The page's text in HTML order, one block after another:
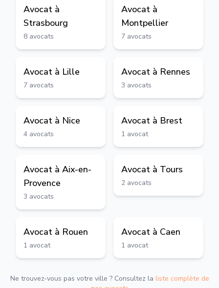
Avocat à
Strasbourg
8 avocats
Avocat à
Montpellier
7 avocats
Avocat à Lille
7 avocats
Avocat à Rennes
3 avocats
Avocat à Nice
4 avocats
Avocat à Brest
1 avocat
Avocat à Aix-en-
Provence
3 avocats
Avocat à Tours
2 avocats
Avocat à Rouen
1 avocat
Avocat à Caen
1 avocat
Ne trouvez-vous pas votre ville ? Consultez la liste complète de